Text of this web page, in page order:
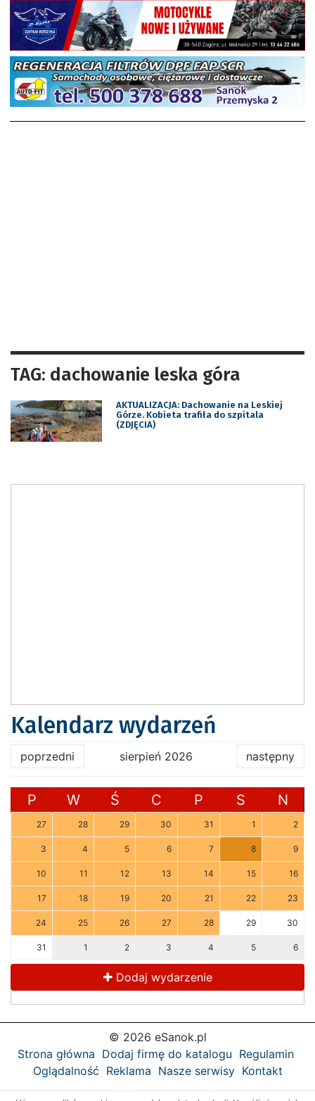
TAG: dachowanie leska góra
AKTUALIZACJA: Dachowanie na Leskiej
Górze. Kobieta trafiła do szpitala
(ZDJĘCIA)
Kalendarz wydarzeń
poprzedni sierpień 2026 następny
P W Ś C P S N
27 28 29 30 31 1 2
3 4 5 6 7 8 9
10 11 12 13 14 15 16
17 18 19 20 21 22 23
24 25 26 27 28 29 30
31 1 2 3 4 5 6
Dodaj wydarzenie
© 2026 eSanok.pl
Strona główna Dodaj firmę do katalogu Regulamin
Oglądalność Reklama Nasze serwisy Kontakt